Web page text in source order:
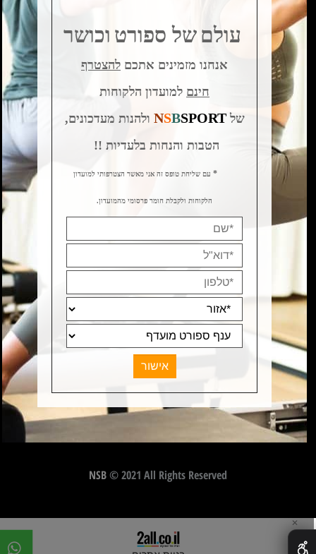
Information
דף הבית
אודות
תקנון
מדיניות משלוחים
שירות לקוחות
החלפות והחזרות
מדיניות פרטיות
Contact Us
עקבו אחרינו ברשת:
NSB© 2021 All Rights Reserved
עולם של ספורט וכושר
אנחנו מזמינים אתכם להצטרף
חינםלמועדון הלקוחות
של
NSBSPORT
ולהנות מעדכונים,
הטבות והנחות בלעדיות !!
*עם שליחת טופס זה אני מאשר הצטרפותי למועדון
הלקוחות ולקבלת חומר פרסומי מהמועדון.
✕